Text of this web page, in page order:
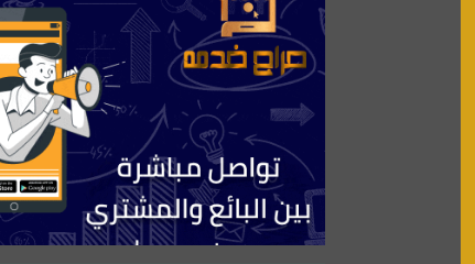
عالم كوكي
سورة قران
شركة إعمار الرياض للخدمات المنزلية
شبكة رأيي
موسوعة نور الرحمن
منتدى جيوش الهكرز
بلو باص